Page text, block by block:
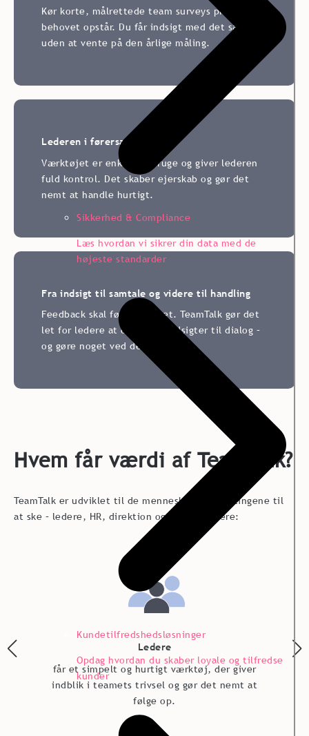
Sikkerhed & Compliance
Læs hvordan vi sikrer din data med de
højeste standarder
Kundetilfredshedsløsninger
Opdag hvordan du skaber loyale og tilfredse
kunder
Kør korte, målrettede team surveys præcis når
behovet opstår. Du får indsigt med det samme
uden at vente på den årlige måling.
Lederen i førersædet
Værktøjet er enkelt at bruge og giver lederen
fuld kontrol. Det skaber ejerskab og gør det
nemt at handle hurtigt.
Fra indsigt til samtale og videre til handling
Feedback skal føre til noget. TeamTalk gør det
let for ledere at omsætte indsigter til dialog –
og gøre noget ved det.
Hvem får værdi af TeamTalk?
TeamTalk er udviklet til de mennesker, der får tingene til
at ske – ledere, HR, direktion og medarbejdere:
Ledere
får et simpelt og hurtigt værktøj, der giver
indblik i teamets trivsel og gør det nemt at
følge op.